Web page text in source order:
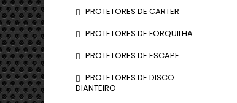
PROTETORES DE CARTER
PROTETORES DE FORQUILHA
PROTETORES DE ESCAPE
PROTETORES DE DISCO
DIANTEIRO